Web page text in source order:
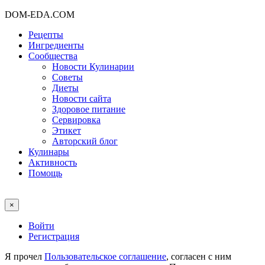
DOM-EDA.COM
Рецепты
Ингредиенты
Сообщества
Новости Кулинарии
Советы
Диеты
Новости сайта
Здоровое питание
Сервировка
Этикет
Авторский блог
Кулинары
Активность
Помощь
×
Войти
Регистрация
Я прочел Пользовательское соглашение, согласен с ним